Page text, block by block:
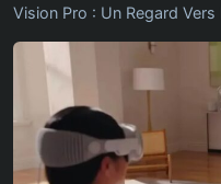
Vision Pro : Un Regard Vers